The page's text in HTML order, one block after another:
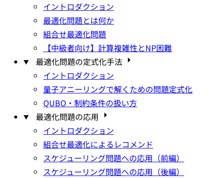
イントロダクション
最適化問題とは何か
組合せ最適化問題
【中級者向け】計算複雑性とNP困難
最適化問題の定式化手法
イントロダクション
量子アニーリングで解くための問題定式化
QUBO・制約条件の扱い方
最適化問題の応用
イントロダクション
組合せ最適化によるレコメンド
スケジューリング問題への応用（前編）
スケジューリング問題への応用（後編）